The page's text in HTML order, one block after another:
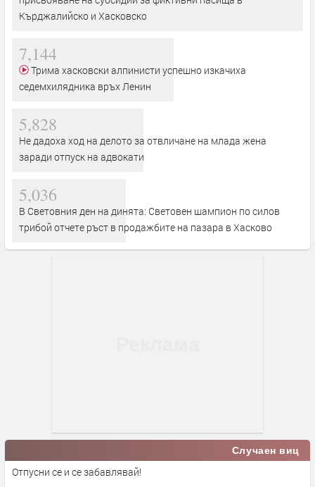
Кърджалийско и Хасковско
7,144
седемхилядника връх Ленин
5,828
Не дадоха ход на делото за отвличане на млада жена
заради отпуск на адвокати
5,036
В Световния ден на динята: Световен шампион по силов
трибой отчете ръст в продажбите на пазара в Хасково
Случаен виц
Отпусни се и се забавлявай!